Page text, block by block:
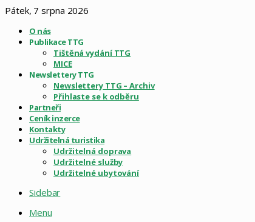
Pátek, 7 srpna 2026
O nás
Publikace TTG
Tištěná vydání TTG
MICE
Newslettery TTG
Newslettery TTG – Archiv
Přihlaste se k odběru
Partneři
Ceník inzerce
Kontakty
Udržitelná turistika
Udržitelná doprava
Udržitelné služby
Udržitelné ubytování
Sidebar
Menu